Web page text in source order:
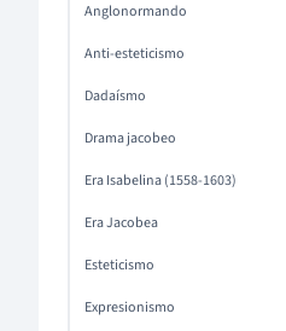
Anglonormando
Anti-esteticismo
Dadaísmo
Drama jacobeo
Era Isabelina (1558-1603)
Era Jacobea
Esteticismo
Expresionismo